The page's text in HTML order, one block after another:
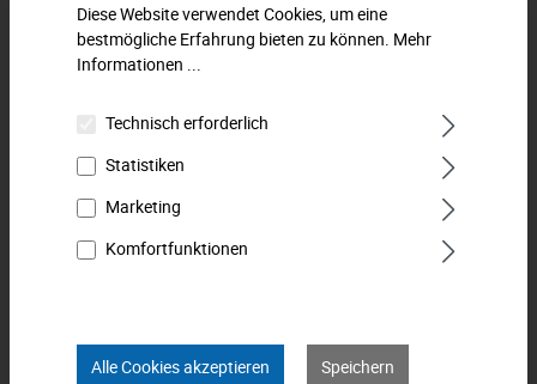
Zum Merkzettel hinzufügen
Schraubendreher-Einsatz (Innen-TORX®), mit extra harter
Spitze aus Spezialstahl. In Standardlänge (48 mm). Für
Downloads
Bewertungen
Diese Website verwendet Cookies, um eine
bestmögliche Erfahrung bieten zu können. Mehr
Informationen ...
Technisch erforderlich
Statistiken
Marketing
Komfortfunktionen
Alle Cookies akzeptieren Speichern